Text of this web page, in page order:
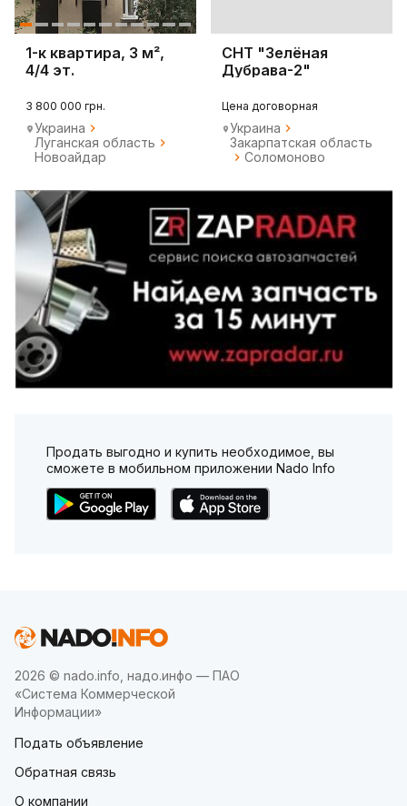
1-к квартира, 3 м²,
4/4 эт.
3 800 000 грн.
Украина
Луганская область
Новоайдар
СНТ "Зелёная
Дубрава-2"
земельные участки
Цена договорная
Украина
Закарпатская область
Соломоново
Продать выгодно и купить необходимое, вы
сможете в мобильном приложении Nado Info
2026 © nado.info, надо.инфо — ПАО
«Система Коммерческой
Информации»
Подать объявление
Обратная связь
О компании